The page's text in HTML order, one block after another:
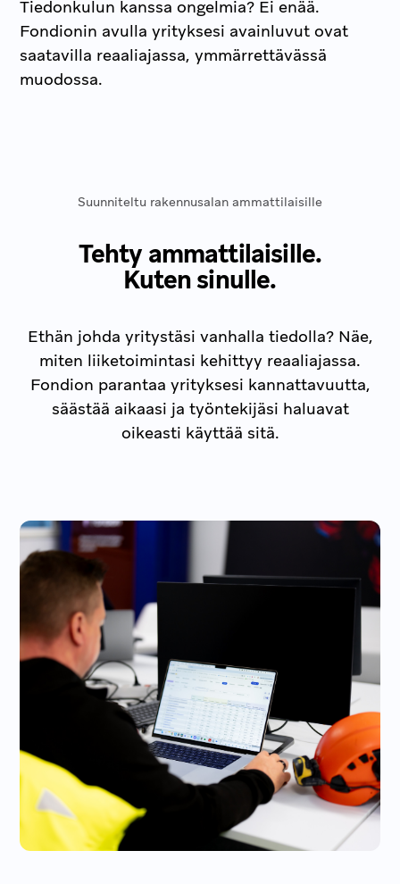
Tiedonkulun kanssa ongelmia? Ei enää.
Fondionin avulla yrityksesi avainluvut ovat
saatavilla reaaliajassa, ymmärrettävässä
muodossa.
Suunniteltu rakennusalan ammattilaisille
Tehty ammattilaisille.
Kuten sinulle.
Ethän johda yritystäsi vanhalla tiedolla? Näe,
miten liiketoimintasi kehittyy reaaliajassa.
Fondion parantaa yrityksesi kannattavuutta,
säästää aikaasi ja työntekijäsi haluavat
oikeasti käyttää sitä.